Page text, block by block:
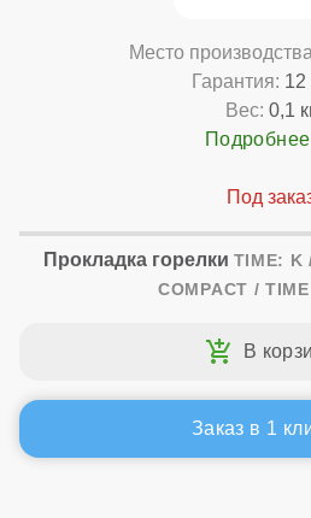
Место
Гарантия: 12
Вес: 0,1
Подробнее
Прокладка горелки TIME: K
COMPACT /
Заказ в 1